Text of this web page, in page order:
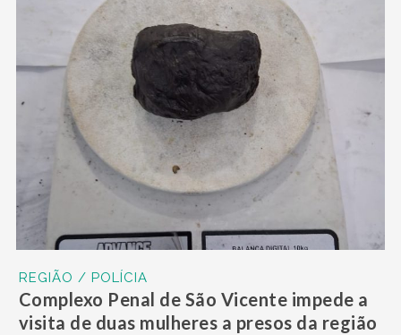
REGIÃO / POLÍCIA
Complexo Penal de São Vicente impede a
visita de duas mulheres a presos da região